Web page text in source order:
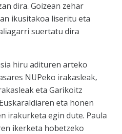
dira. Goizean zehar
ikusitakoa liseritu eta
suertatu dira
hiru adituren arteko
NUPeko irakasleak,
eta Garikoitz
eta honen
irakurketa egin dute. Paula
ikerketa hobetzeko